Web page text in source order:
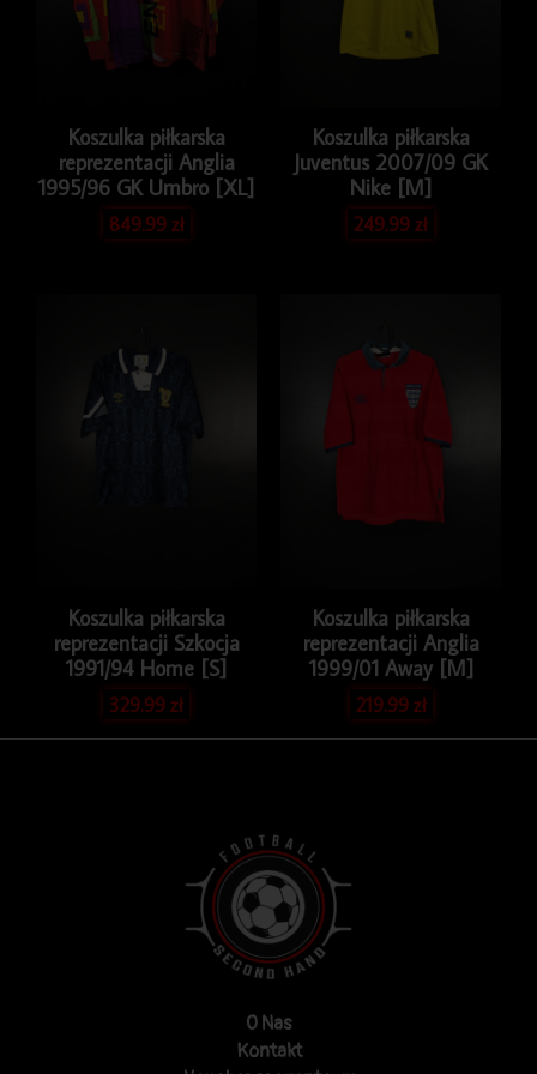
Koszulka piłkarska
reprezentacji Anglia
1995/96 GK Umbro [XL]
849.99zł
Koszulka piłkarska
Juventus 2007/09 GK
Nike [M]
249.99zł
Koszulka piłkarska
reprezentacji Szkocja
1991/94 Home [S]
329.99zł
Koszulka piłkarska
reprezentacji Anglia
1999/01 Away [M]
219.99zł
O Nas
Kontakt